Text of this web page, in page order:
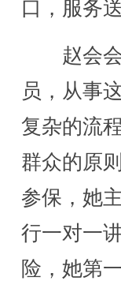
口，服务
赵会会
员，从事
复杂的流
群众的原
参保，她
行一对一
险，她第